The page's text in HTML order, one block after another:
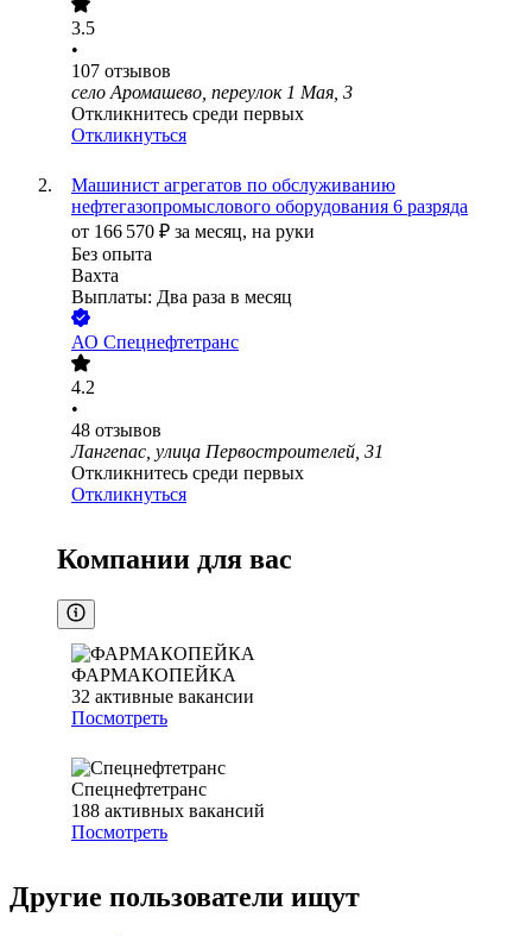
3.5
•
107 отзывов
село Аромашево, переулок 1 Мая, 3
Откликнитесь среди первых
Откликнуться
Машинист агрегатов по обслуживанию
нефтегазопромыслового оборудования 6 разряда
от 166 570 ₽ за месяц, на руки
Без опыта
Вахта
Выплаты: Два раза в месяц
АО Спецнефтетранс
4.2
•
48 отзывов
Лангепас, улица Первостроителей, 31
Откликнитесь среди первых
Откликнуться
Компании для вас
ФАРМАКОПЕЙКА
32 активные вакансии
Посмотреть
Спецнефтетранс
188 активных вакансий
Посмотреть
Другие пользователи ищут